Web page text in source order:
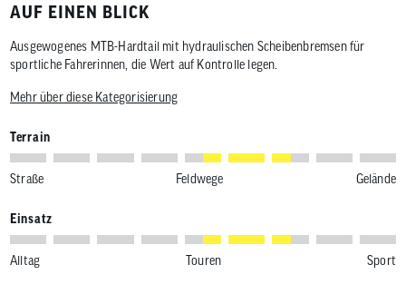
AUF EINEN BLICK
Ausgewogenes MTB-Hardtail mit hydraulischen Scheibenbremsen für
sportliche Fahrerinnen, die Wert auf Kontrolle legen.
Mehr über diese Kategorisierung
Terrain
Straße Feldwege Gelände
Einsatz
Alltag Touren Sport